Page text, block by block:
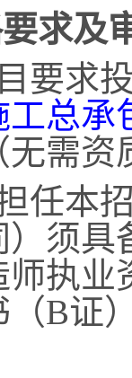
求及
要求
工总承
需资
任本
）须
师执业
（B证